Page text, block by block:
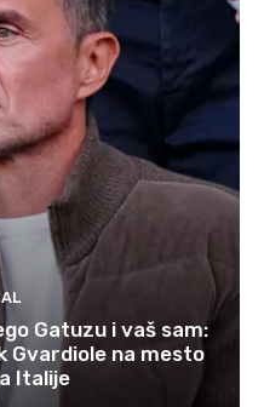
Gatuzu i vaš sam:
Gvardiole na mesto
Italije